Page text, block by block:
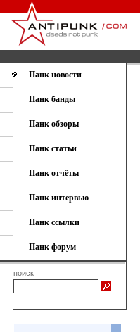
Панк новости
Панк банды
Панк обзоры
Панк статьи
Панк отчёты
Панк интервью
Панк ссылки
Панк форум
поиск